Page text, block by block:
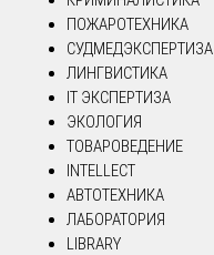
ПОЖАРОТЕХНИКА
СУДМЕДЭКСПЕРТИЗА
ЛИНГВИСТИКА
IT ЭКСПЕРТИЗА
ЭКОЛОГИЯ
ТОВАРОВЕДЕНИЕ
INTELLECT
АВТОТЕХНИКА
ЛАБОРАТОРИЯ
LIBRARY